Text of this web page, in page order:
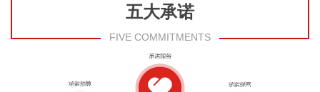
五大承诺
FIVE COMMITMENTS